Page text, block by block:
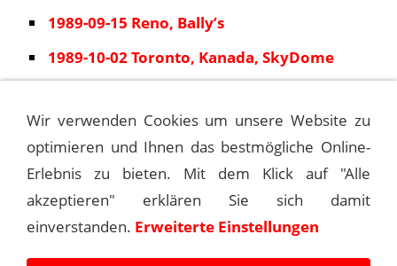
1989-09-15 Reno, Bally’s
1989-10-02 Toronto, Kanada, SkyDome
1989-11-11 San Carlos, Circle Star Theatre
1989-11-12 San Carlos, Circle Star Theatre
1989-01-01 LAS VEGAS, BALLY’S GRAND
Wir verwenden Cookies um unsere Website zu
optimieren und Ihnen das bestmögliche Online-
Erlebnis zu bieten. Mit dem Klick auf "Alle
akzeptieren" erklären Sie sich damit
einverstanden. Erweiterte Einstellungen